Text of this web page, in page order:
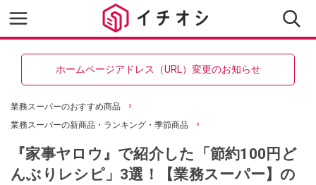
ホームページアドレス（URL）変更のお知らせ
業務スーパーのおすすめ商品
業務スーパーの新商品・ランキング・季節商品
『家事ヤロウ』で紹介した「節約100円ど
んぶりレシピ」3選！【業務スーパー】の